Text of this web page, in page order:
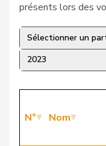
présents lors des
Sélectionner un
2023
N° Nom